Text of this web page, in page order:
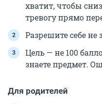
хватит, чтобы
тревогу прямо
Разрешите себе
Цель — не 100
знаете предмет.
Для родителей